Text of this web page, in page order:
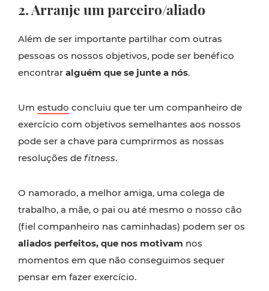
2. Arranje um parceiro/aliado
Além de ser importante partilhar com outras
pessoas os nossos objetivos, pode ser benéfico
encontrar alguém que se junte a nós.
Um estudo concluiu que ter um companheiro de
exercício com objetivos semelhantes aos nossos
pode ser a chave para cumprirmos as nossas
resoluções de fitness.
O namorado, a melhor amiga, uma colega de
trabalho, a mãe, o pai ou até mesmo o nosso cão
(fiel companheiro nas caminhadas) podem ser os
aliados perfeitos, que nos motivam nos
momentos em que não conseguimos sequer
pensar em fazer exercício.